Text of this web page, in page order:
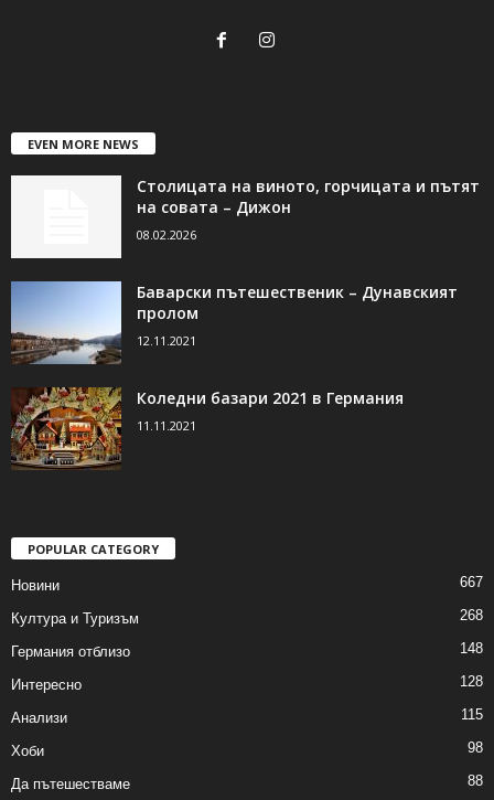
EVEN MORE NEWS
Столицата на виното, горчицата и пътят
на совата – Дижон
08.02.2026
Баварски пътешественик – Дунавският
пролом
12.11.2021
Коледни базари 2021 в Германия
11.11.2021
POPULAR CATEGORY
Новини 667
Култура и Туризъм 268
Германия отблизо 148
Интересно 128
Анализи 115
Хоби 98
Да пътешестваме 88